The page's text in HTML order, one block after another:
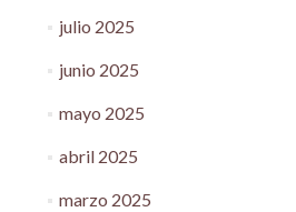
julio 2025
junio 2025
mayo 2025
abril 2025
marzo 2025